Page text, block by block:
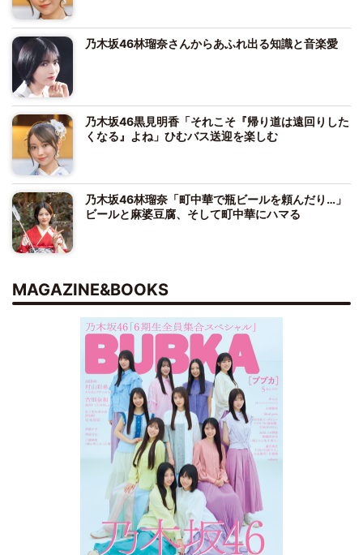
乃木坂46林瑠奈さんからあふれ出る知識と音楽愛
乃木坂46黒見明香「それこそ『帰り道は遠回りした
くなる』よね」ひむバス送迎を楽しむ
乃木坂46林瑠奈「町中華で瓶ビールを頼んだり…」
ビールと麻婆豆腐、そして町中華にハマる
MAGAZINE&BOOKS